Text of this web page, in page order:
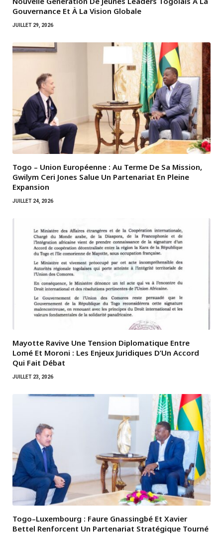
Gouvernance Et À La Vision Globale
JUILLET 29, 2026
Togo – Union Européenne : Au Terme De Sa Mission,
Gwilym Ceri Jones Salue Un Partenariat En Pleine
Expansion
JUILLET 24, 2026
Mayotte Ravive Une Tension Diplomatique Entre
Lomé Et Moroni : Les Enjeux Juridiques D’Un Accord
Qui Fait Débat
JUILLET 23, 2026
Togo–Luxembourg : Faure Gnassingbé Et Xavier
Bettel Renforcent Un Partenariat Stratégique Tourné